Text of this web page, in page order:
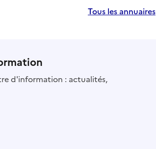
Tous les annuaires
d'information : actualités,